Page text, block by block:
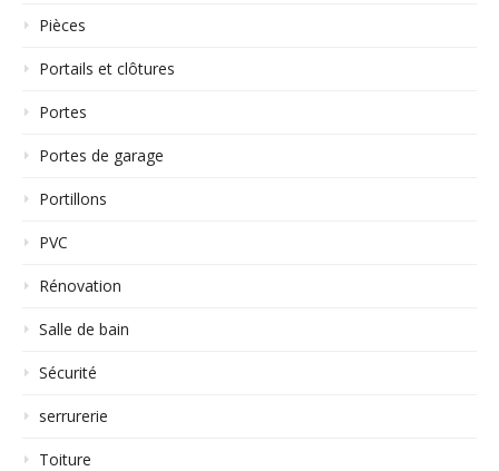
Pièces
Portails et clôtures
Portes
Portes de garage
Portillons
PVC
Rénovation
Salle de bain
Sécurité
serrurerie
Toiture